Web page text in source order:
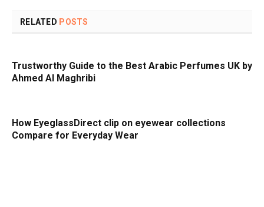
RELATED POSTS
Trustworthy Guide to the Best Arabic Perfumes UK by
Ahmed Al Maghribi
How EyeglassDirect clip on eyewear collections
Compare for Everyday Wear